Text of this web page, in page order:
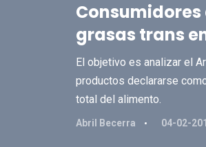
grasas trans
El objetivo es analizar el
productos declararse
total del alimento.
Abril Becerra 04-02-